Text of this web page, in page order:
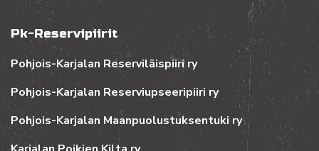
Pk-Reservipiirit
Pohjois-Karjalan Reserviläispiiri ry
Pohjois-Karjalan Reserviupseeripiiri ry
Pohjois-Karjalan Maanpuolustuksentuki ry